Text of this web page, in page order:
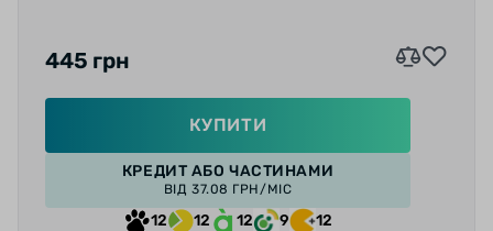
• Розміри: 111 х 100 х 27 мм;
• Матеріал корпусу: пластик Nylon fiber;
• Матеріал осі: Cr-Mo;
445 грн
КУПИТИ
КРЕДИТ АБО ЧАСТИНАМИ
ВІД 37.08 ГРН/МІС
12 12 12 9 12